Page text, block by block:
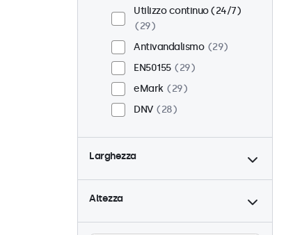
Utilizzo continuo (24/7)
29
Antivandalismo
29
EN50155
29
eMark
29
DNV
28
Larghezza
Altezza